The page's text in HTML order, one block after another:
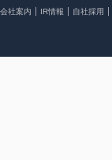
会社案内 IR情報 自社採用